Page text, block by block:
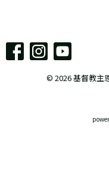
© 2026 基督教主